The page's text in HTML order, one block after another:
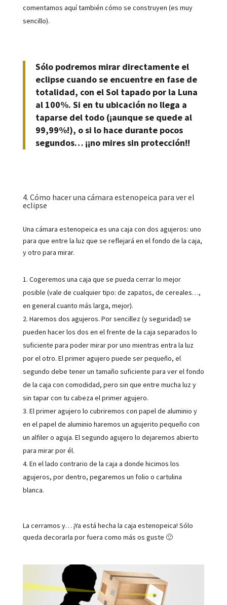
comentamos aquí también cómo se construyen (es muy
sencillo).
Sólo podremos mirar directamente el
eclipse cuando se encuentre en fase de
totalidad, con el Sol tapado por la Luna
al 100%. Si en tu ubicación no llega a
taparse del todo (¡aunque se quede al
99,99%!), o si lo hace durante pocos
segundos… ¡¡no mires sin protección!!
4. Cómo hacer una cámara estenopeica para ver el
eclipse
Una cámara estenopeica es una caja con dos agujeros: uno
para que entre la luz que se reflejará en el fondo de la caja,
y otro para mirar.
Cogeremos una caja que se pueda cerrar lo mejor
posible (vale de cualquier tipo: de zapatos, de cereales…,
en general cuanto más larga, mejor).
Haremos dos agujeros. Por sencillez (y seguridad) se
pueden hacer los dos en el frente de la caja separados lo
suficiente para poder mirar por uno mientras entra la luz
por el otro. El primer agujero puede ser pequeño, el
segundo debe tener un tamaño suficiente para ver el fondo
de la caja con comodidad, pero sin que entre mucha luz y
sin tapar con tu cabeza el primer agujero.
El primer agujero lo cubriremos con papel de aluminio y
en el papel de aluminio haremos un agujerito pequeño con
un alfiler o aguja. El segundo agujero lo dejaremos abierto
para mirar por él.
En el lado contrario de la caja a donde hicimos los
agujeros, por dentro, pegaremos un folio o cartulina
blanca.
La cerramos y… ¡Ya está hecha la caja estenopeica! Sólo
queda decorarla por fuera como más os guste 🙂